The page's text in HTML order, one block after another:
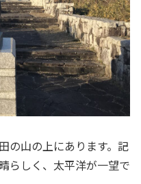
の山の上にあります。記
らしく、太平洋が一望で